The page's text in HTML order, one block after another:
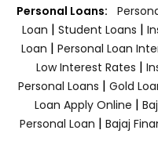
Personal Loans:
Loan | Student Loans |
Loan | Personal Loan
Low Interest Rates |
Personal Loans | Gold
Loan Apply Online |
Personal Loan | Bajaj